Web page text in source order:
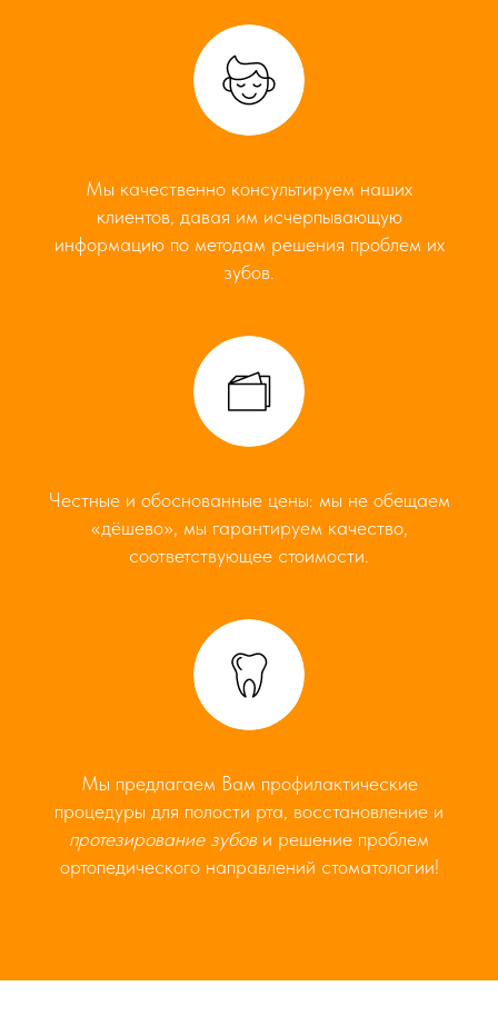
Мы качественно консультируем наших
клиентов, давая им исчерпывающую
информацию по методам решения проблем их
зубов.
Честные и обоснованные цены: мы не обещаем
«дёшево», мы гарантируем качество,
соответствующее стоимости.
Мы предлагаем Вам профилактические
процедуры для полости рта, восстановление и
протезирование зубов и решение проблем
ортопедического направлений стоматологии!